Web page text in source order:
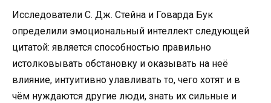
Исследователи С. Дж. Стейна и Говарда Бук
определили эмоциональный интеллект следующей
цитатой: является способностью правильно
истолковывать обстановку и оказывать на неё
влияние, интуитивно улавливать то, чего хотят и в
чём нуждаются другие люди, знать их сильные и